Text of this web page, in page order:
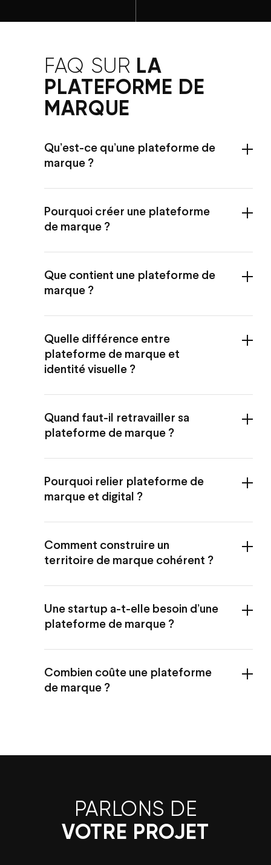
FAQ SUR LA
PLATEFORME DE
MARQUE
Qu’est-ce qu’une plateforme de
marque ?
Pourquoi créer une plateforme
de marque ?
Que contient une plateforme de
marque ?
Quelle différence entre
plateforme de marque et
identité visuelle ?
Quand faut-il retravailler sa
plateforme de marque ?
Pourquoi relier plateforme de
marque et digital ?
Comment construire un
territoire de marque cohérent ?
Une startup a-t-elle besoin d’une
plateforme de marque ?
Combien coûte une plateforme
de marque ?
PARLONS DE
VOTRE PROJET